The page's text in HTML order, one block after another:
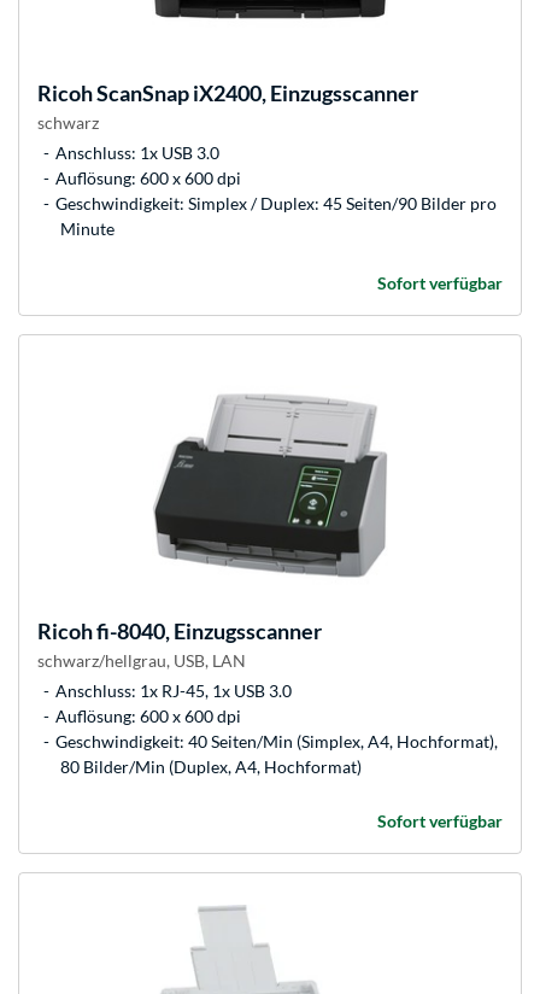
RicohScanSnap iX2400, Einzugsscanner
schwarz
Anschluss: 1x USB 3.0
Auflösung: 600 x 600 dpi
Geschwindigkeit: Simplex / Duplex: 45 Seiten/90 Bilder pro
Minute
Sofort verfügbar
Ricohfi-8040, Einzugsscanner
schwarz/hellgrau, USB, LAN
Anschluss: 1x RJ-45, 1x USB 3.0
Auflösung: 600 x 600 dpi
Geschwindigkeit: 40 Seiten/Min (Simplex, A4, Hochformat),
80 Bilder/Min (Duplex, A4, Hochformat)
Sofort verfügbar